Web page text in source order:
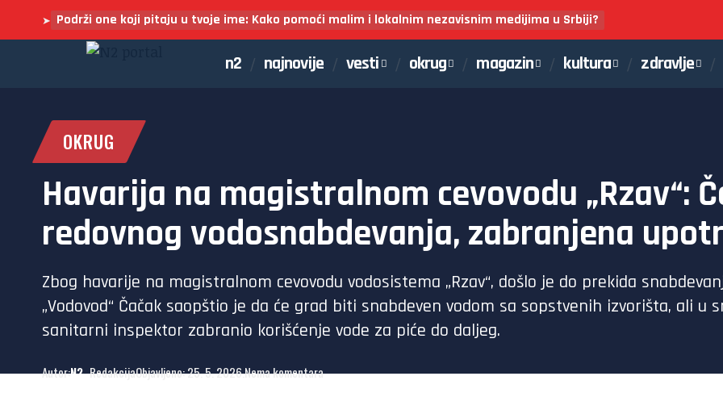
➤ Podrži one koji pitaju u tvoje ime: Kako pomoći malim i lokalnim nezavisnim medijima u Srbiji?
n2 najnovije vesti okrug magazin kultura zdravlje
OKRUG
Havarija na magistralnom cevovodu „Rzav“:
redovnog vodosnabdevanja, zabranjena
Zbog havarije na magistralnom cevovodu vodosistema „Rzav“, došlo je do prekida
„Vodovod“ Čačak saopštio je da će grad biti snabdeven vodom sa sopstvenih izvorišta, ali u
sanitarni inspektor zabranio korišćenje vode za piće do daljeg.
Autor:N2- RedakcijaObjavljeno: 25. 5. 2026.Nema komentara